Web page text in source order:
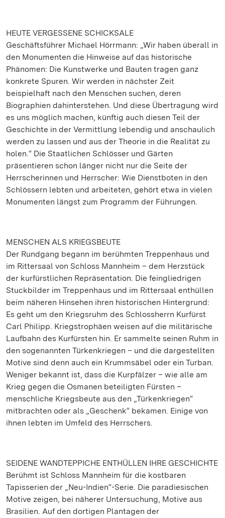
HEUTE VERGESSENE SCHICKSALE
Geschäftsführer Michael Hörrmann: „Wir haben überall in
den Monumenten die Hinweise auf das historische
Phänomen: Die Kunstwerke und Bauten tragen ganz
konkrete Spuren. Wir werden in nächster Zeit
beispielhaft nach den Menschen suchen, deren
Biographien dahinterstehen. Und diese Übertragung wird
es uns möglich machen, künftig auch diesen Teil der
Geschichte in der Vermittlung lebendig und anschaulich
werden zu lassen und aus der Theorie in die Realität zu
holen.“ Die Staatlichen Schlösser und Gärten
präsentieren schon länger nicht nur die Seite der
Herrscherinnen und Herrscher: Wie Dienstboten in den
Schlössern lebten und arbeiteten, gehört etwa in vielen
Monumenten längst zum Programm der Führungen.
MENSCHEN ALS KRIEGSBEUTE
Der Rundgang begann im berühmten Treppenhaus und
im Rittersaal von Schloss Mannheim – dem Herzstück
der kurfürstlichen Repräsentation. Die feingliedrigen
Stuckbilder im Treppenhaus und im Rittersaal enthüllen
beim näheren Hinsehen ihren historischen Hintergrund:
Es geht um den Kriegsruhm des Schlossherrn Kurfürst
Carl Philipp. Kriegstrophäen weisen auf die militärische
Laufbahn des Kurfürsten hin. Er sammelte seinen Ruhm in
den sogenannten Türkenkriegen – und die dargestellten
Motive sind denn auch ein Krummsäbel oder ein Turban.
Weniger bekannt ist, dass die Kurpfälzer – wie alle am
Krieg gegen die Osmanen beteiligten Fürsten –
menschliche Kriegsbeute aus den „Türkenkriegen“
mitbrachten oder als „Geschenk“ bekamen. Einige von
ihnen lebten im Umfeld des Herrschers.
SEIDENE WANDTEPPICHE ENTHÜLLEN IHRE GESCHICHTE
Berühmt ist Schloss Mannheim für die kostbaren
Tapisserien der „Neu-Indien“-Serie. Die paradiesischen
Motive zeigen, bei näherer Untersuchung, Motive aus
Brasilien. Auf den dortigen Plantagen der